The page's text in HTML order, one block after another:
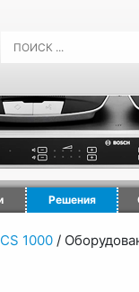
Решения
1000 /